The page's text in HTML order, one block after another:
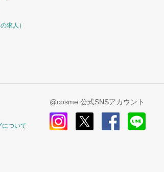
求人）
について
@cosme 公式SNSアカウント